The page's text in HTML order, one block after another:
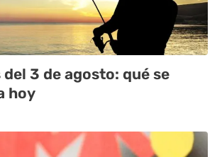
3 de agosto: qué se
hoy